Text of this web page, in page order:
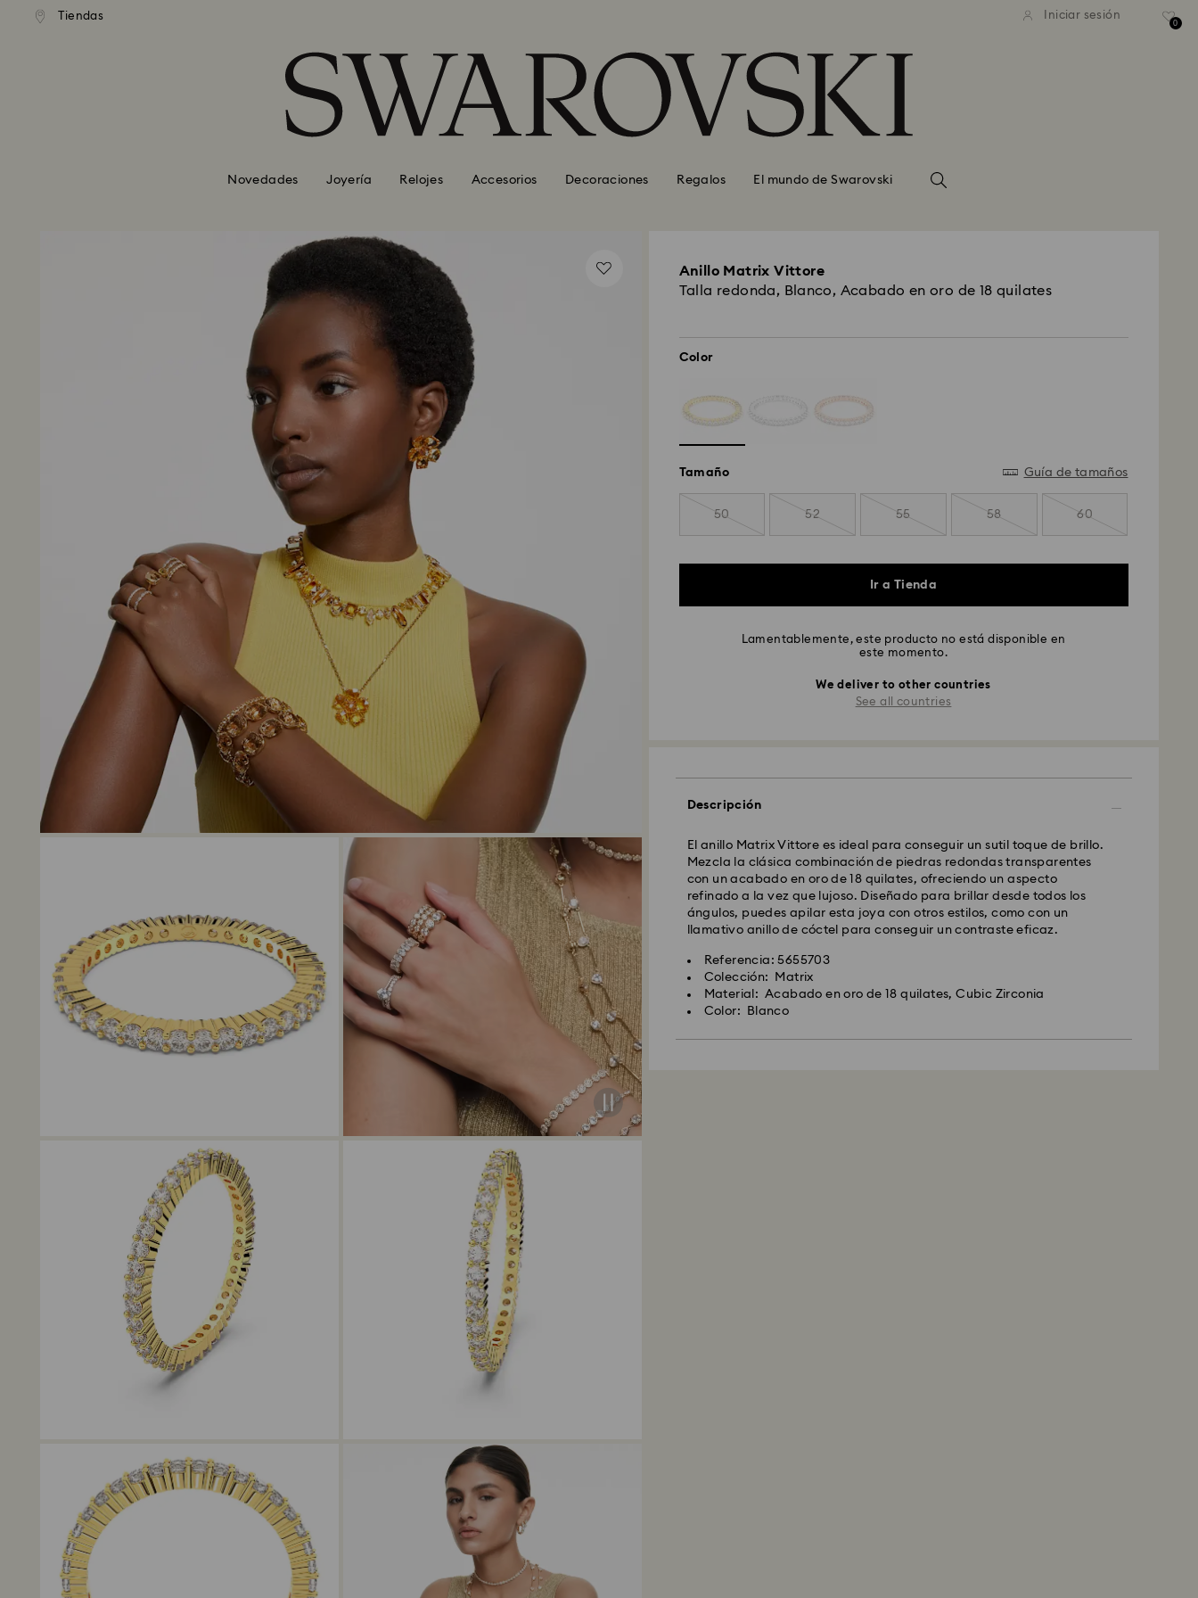
Accesskeys list
Tiendas Iniciar sesión
0
Novedades Joyería Relojes Accesorios Decoraciones Regalos El mundo de Swarovski
Anillo Matrix Vittore
Talla redonda, Blanco, Acabado en oro de 18 quilates
Color
Tamaño Guía de tamaños
50 52 55 58 60
Ir a Tienda
Lamentablemente, este producto no está disponible en
este momento.
We deliver to other countries
See all countries
Descripción
El anillo Matrix Vittore es ideal para conseguir un sutil toque de brillo.
Mezcla la clásica combinación de piedras redondas transparentes
con un acabado en oro de 18 quilates, ofreciendo un aspecto
refinado a la vez que lujoso. Diseñado para brillar desde todos los
ángulos, puedes apilar esta joya con otros estilos, como con un
llamativo anillo de cóctel para conseguir un contraste eficaz.
Referencia: 5655703
Colección: Matrix
Material: Acabado en oro de 18 quilates, Cubic Zirconia
Color: Blanco